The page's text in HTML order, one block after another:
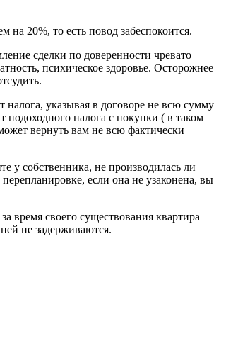
20%, то есть повод забеспокоится.
сделки по доверенности чревато
психическое здоровье. Осторожнее
налога, указывая в договоре не всю сумму
подоходного налога с покупки ( в таком
вернуть вам не всю фактически
у собственника, не производилась ли
если она не узаконена, вы
время своего существования квартира
не задерживаются.